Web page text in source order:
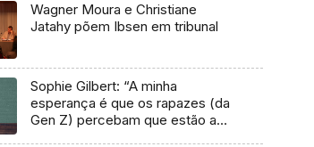
Wagner Moura e Christiane
Jatahy põem Ibsen em tribunal
Sophie Gilbert: “A minha
esperança é que os rapazes (da
Gen Z) percebam que estão a